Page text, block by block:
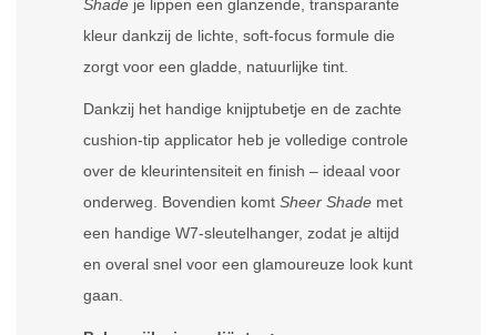
Shade je lippen een glanzende, transparante
kleur dankzij de lichte, soft-focus formule die
zorgt voor een gladde, natuurlijke tint.
Dankzij het handige knijptubetje en de zachte
cushion-tip applicator heb je volledige controle
over de kleurintensiteit en finish – ideaal voor
onderweg. Bovendien komt Sheer Shade met
een handige W7-sleutelhanger, zodat je altijd
en overal snel voor een glamoureuze look kunt
gaan.